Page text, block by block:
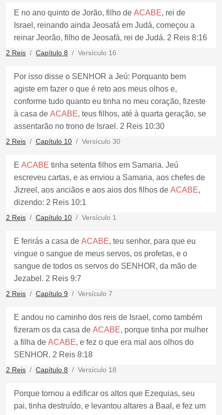
E no ano quinto de Jorão, filho de ACABE, rei de
Israel, reinando ainda Jeosafá em Judá, começou a
reinar Jeorão, filho de Jeosafá, rei de Judá. 2 Reis 8:16
2 Reis Capítulo 8 Versículo 16
Por isso disse o SENHOR a Jeú: Porquanto bem
agiste em fazer o que é reto aos meus olhos e,
conforme tudo quanto eu tinha no meu coração, fizeste
à casa de ACABE, teus filhos, até à quarta geração, se
assentarão no trono de Israel. 2 Reis 10:30
2 Reis Capítulo 10 Versículo 30
E ACABE tinha setenta filhos em Samaria. Jeú
escreveu cartas, e as enviou a Samaria, aos chefes de
Jizreel, aos anciãos e aos aios dos filhos de ACABE,
dizendo: 2 Reis 10:1
2 Reis Capítulo 10 Versículo 1
E ferirás a casa de ACABE, teu senhor, para que eu
vingue o sangue de meus servos, os profetas, e o
sangue de todos os servos do SENHOR, da mão de
Jezabel. 2 Reis 9:7
2 Reis Capítulo 9 Versículo 7
E andou no caminho dos reis de Israel, como também
fizeram os da casa de ACABE, porque tinha por mulher
a filha de ACABE, e fez o que era mal aos olhos do
SENHOR. 2 Reis 8:18
2 Reis Capítulo 8 Versículo 18
Porque tornou a edificar os altos que Ezequias, seu
pai, tinha destruído, e levantou altares a Baal, e fez um